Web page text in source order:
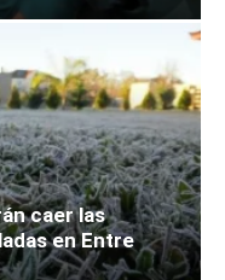
caer las
en Entre